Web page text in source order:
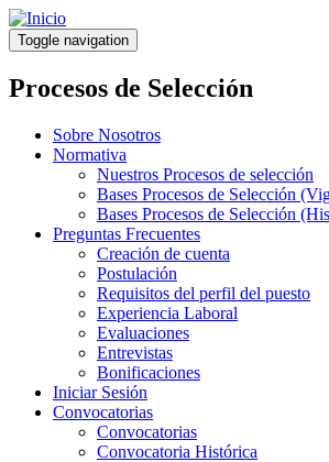
Pasar
al
contenido
principal
Toggle navigation
Procesos de Selección
Sobre Nosotros
Normativa
Nuestros Procesos de selección
Bases Procesos de Selección
Bases Procesos de Selección
Preguntas Frecuentes
Creación de cuenta
Postulación
Requisitos del perfil del puesto
Experiencia Laboral
Evaluaciones
Entrevistas
Bonificaciones
Iniciar Sesión
Convocatorias
Convocatorias
Convocatoria Histórica